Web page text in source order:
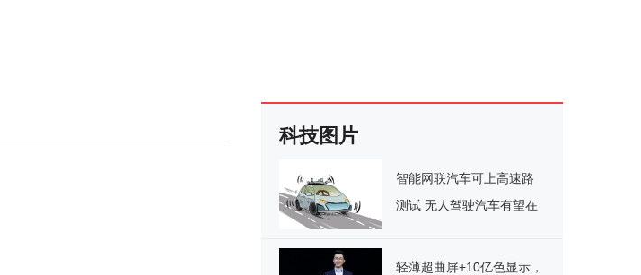
科技图片
智能网联汽车可上高速路
测试 无人驾驶汽车有望在
轻薄超曲屏+10亿色显示，